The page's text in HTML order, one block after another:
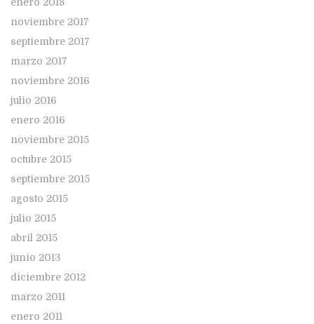
noviembre 2017
septiembre 2017
marzo 2017
noviembre 2016
julio 2016
enero 2016
noviembre 2015
octubre 2015
septiembre 2015
agosto 2015
julio 2015
abril 2015
junio 2013
diciembre 2012
marzo 2011
enero 2011